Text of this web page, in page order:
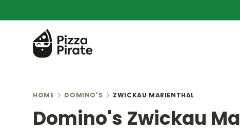
HOME DOMINO'S ZWICKAU MARIENTHAL
Domino's Zwickau